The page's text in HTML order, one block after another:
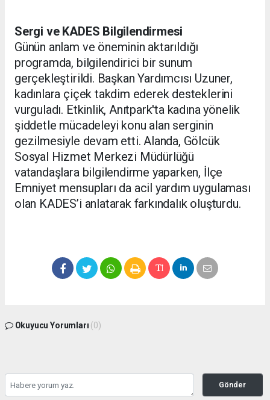
Sergi ve KADES Bilgilendirmesi
Günün anlam ve öneminin aktarıldığı
programda, bilgilendirici bir sunum
gerçekleştirildi. Başkan Yardımcısı Uzuner,
kadınlara çiçek takdim ederek desteklerini
vurguladı. Etkinlik, Anıtpark'ta kadına yönelik
şiddetle mücadeleyi konu alan serginin
gezilmesiyle devam etti. Alanda, Gölcük
Sosyal Hizmet Merkezi Müdürlüğü
vatandaşlara bilgilendirme yaparken, İlçe
Emniyet mensupları da acil yardım uygulaması
olan KADES’i anlatarak farkındalık oluşturdu.
Okuyucu Yorumları (0)
Gönder